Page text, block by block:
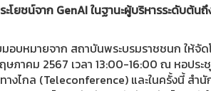
ยชน์จาก GenAI ในฐานะผู้บริหารระดับต้นถึ
หมายจาก สถาบันพระบรมราชชนก ให้จัด
าคม 2567 เวลา 13:00-16:00 ณ หอประ
งไกล (Teleconference) และในครั้งนี้ สำนั